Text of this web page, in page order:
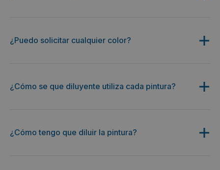
¿Puedo solicitar cualquier color?
¿Cómo se que diluyente utiliza cada pintura?
¿Cómo tengo que diluir la pintura?